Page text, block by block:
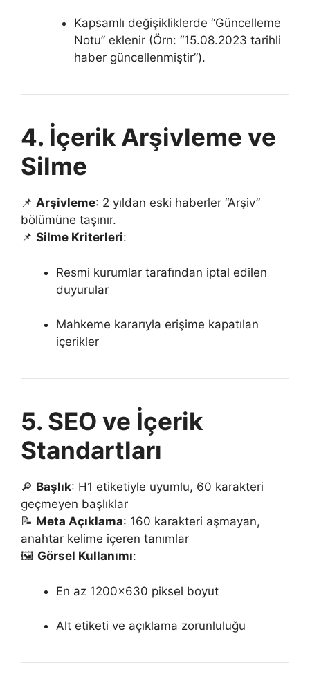
Kapsamlı değişikliklerde “Güncelleme
Notu” eklenir (Örn: “15.08.2023 tarihli
haber güncellenmiştir”).
4. İçerik Arşivleme ve
Silme
📌 Arşivleme: 2 yıldan eski haberler “Arşiv”
bölümüne taşınır.
📌 Silme Kriterleri:
Resmi kurumlar tarafından iptal edilen
duyurular
Mahkeme kararıyla erişime kapatılan
içerikler
5. SEO ve İçerik
Standartları
🔎 Başlık: H1 etiketiyle uyumlu, 60 karakteri
geçmeyen başlıklar
📝 Meta Açıklama: 160 karakteri aşmayan,
anahtar kelime içeren tanımlar
🖼️ Görsel Kullanımı:
En az 1200×630 piksel boyut
Alt etiketi ve açıklama zorunluluğu